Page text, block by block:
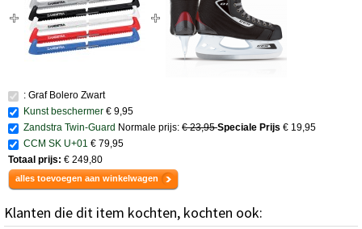
: Graf Bolero Zwart
Kunst beschermer € 9,95
Zandstra Twin-Guard Normale prijs: € 23,95Speciale Prijs € 19,95
CCM SK U+01 € 79,95
Totaal prijs: € 249,80
alles toevoegen aan winkelwagen
Klanten die dit item kochten, kochten ook: